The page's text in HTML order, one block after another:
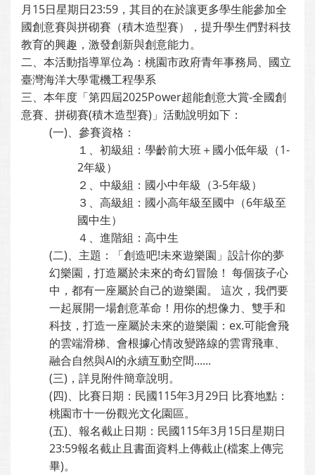
月15日星期日23:59，其目的在於讓更多學生能參加全
國創意賽與拼砌賽（積木造型賽），提升學生們對科技
教育的興趣，激發創新與創意能力。
二、本活動指導單位為：桃園市政府青年事務局、國立
臺灣海洋大學電機工程學系
三、本年度「第四屆2025Power超能創意大賞-全國創
意賽、拼砌賽(積木造型賽)」活動說明如下：
(一)、參賽資格：
１、初級組：學齡前大班＋國小低年級（1-
2年級）
２、中級組：國小中年級（3-5年級）
３、高級組：國小高年級至國中（6年級至
國中生）
４、進階組：高中生
(二)、主題：「創造吧!未來遊樂園」設計你的夢
幻樂園，打造屬於未來的奇幻冒險！ 每個孩子心
中，都有一座屬於自己的遊樂園。 這次，我們要
一起展開一場創意革命！用你的想像力、雙手和
科技，打造一座屬於未來的遊樂園：ex.可能會飛
的雲端滑梯、會根據心情改變路線的雲霄飛車、
融合自然與AI的永續互動空間......
(三)，詳見附件簡章說明。
(四)、比賽日期：民國115年3月29日 比賽地點：
桃園市十一份觀光文化園區。
(五)、報名截止日期：民國115年3月15日星期日
23:59報名截止且書面資料上傳截止(檔案上傳完
畢)。